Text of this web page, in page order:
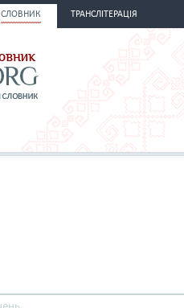
СЛОВНИК ТРАНСЛІТЕРАЦІЯ